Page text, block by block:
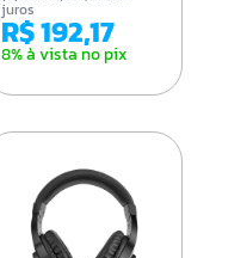
R$ 192,17
8% à vista no pix
juros